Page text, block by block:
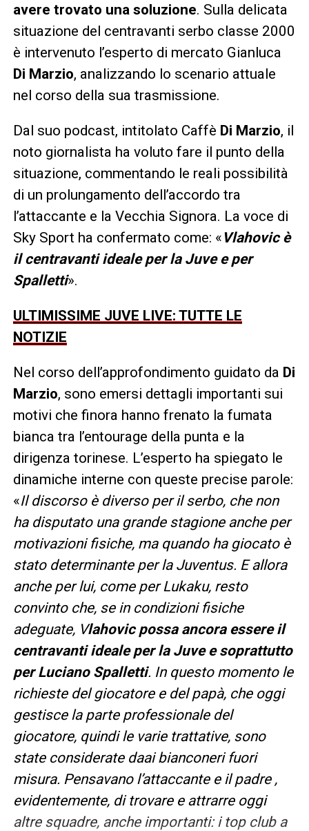
avere trovato una soluzione. Sulla delicata
situazione del centravanti serbo classe 2000
è intervenuto l’esperto di mercato Gianluca
Di Marzio, analizzando lo scenario attuale
nel corso della sua trasmissione.
Dal suo podcast, intitolato Caffè Di Marzio, il
noto giornalista ha voluto fare il punto della
situazione, commentando le reali possibilità
di un prolungamento dell’accordo tra
l’attaccante e la Vecchia Signora. La voce di
Sky Sport ha confermato come: «Vlahovic è
il centravanti ideale per la Juve e per
Spalletti».
ULTIMISSIME JUVE LIVE: TUTTE LE
NOTIZIE
Nel corso dell’approfondimento guidato da Di
Marzio, sono emersi dettagli importanti sui
motivi che finora hanno frenato la fumata
bianca tra l’entourage della punta e la
dirigenza torinese. L’esperto ha spiegato le
dinamiche interne con queste precise parole:
«Il discorso è diverso per il serbo, che non
ha disputato una grande stagione anche per
motivazioni fisiche, ma quando ha giocato è
stato determinante per la Juventus. E allora
anche per lui, come per Lukaku, resto
convinto che, se in condizioni fisiche
adeguate, Vlahovic possa ancora essere il
centravanti ideale per la Juve e soprattutto
per Luciano Spalletti. In questo momento le
richieste del giocatore e del papà, che oggi
gestisce la parte professionale del
giocatore, quindi le varie trattative, sono
state considerate daai bianconeri fuori
misura. Pensavano l’attaccante e il padre ,
evidentemente, di trovare e attrarre oggi
altre squadre, anche importanti: i top club a